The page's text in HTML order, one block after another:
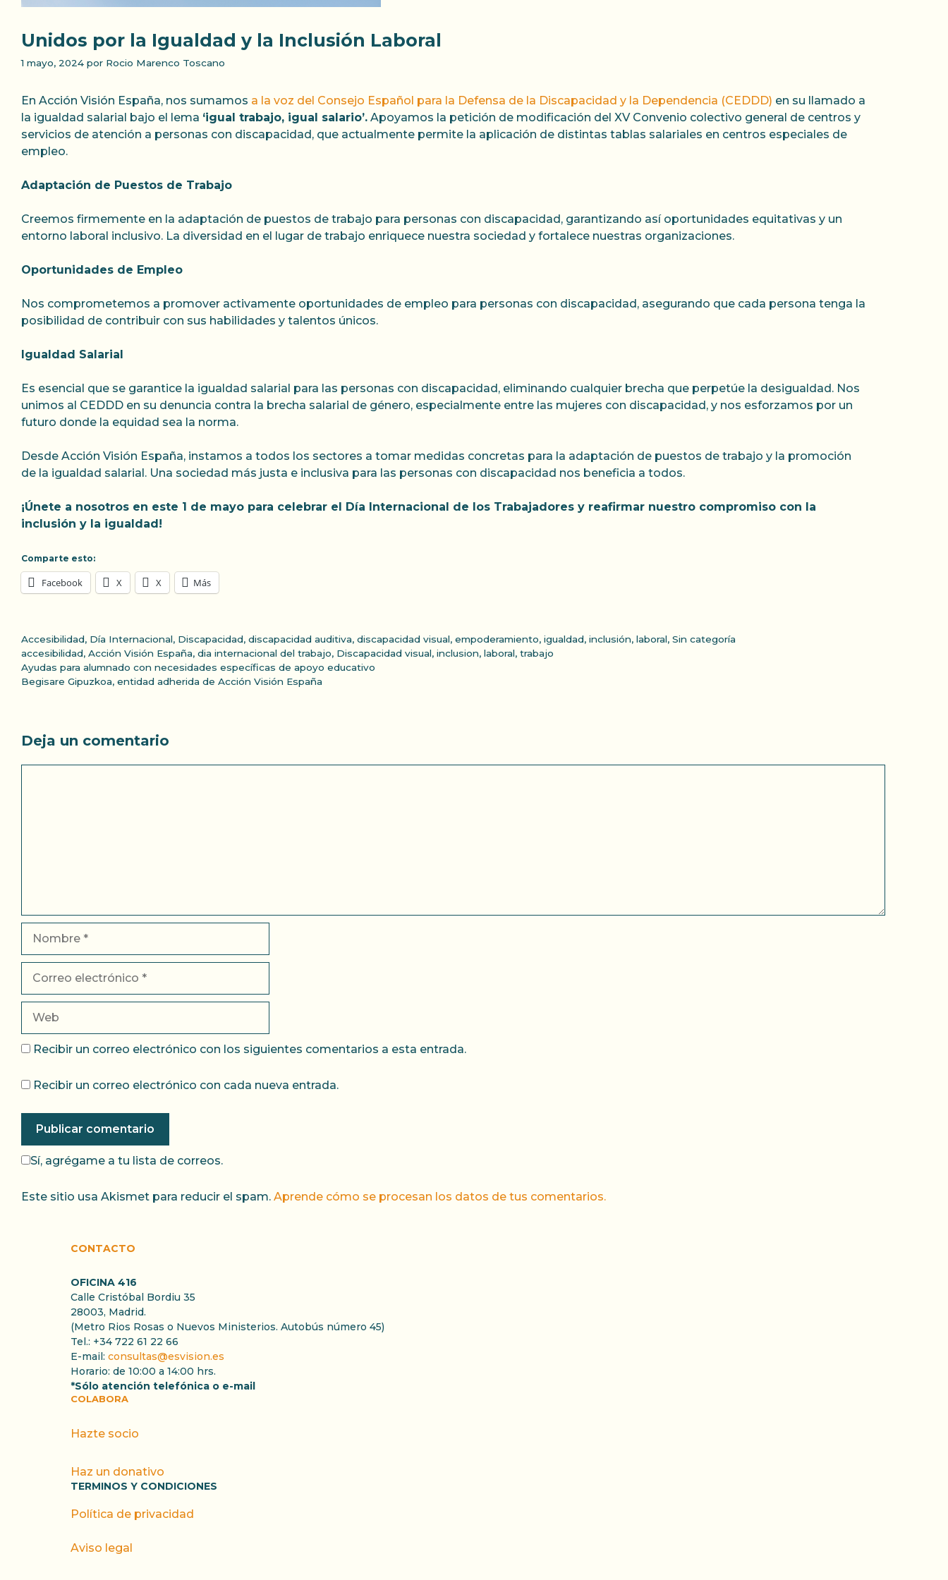
Unidos por la Igualdad y la Inclusión Laboral
1 mayo, 2024 por Rocio Marenco Toscano
En Acción Visión España, nos sumamos a la voz del Consejo Español para la Defensa de la Discapacidad y la Dependencia (CEDDD) en su llamado a
la igualdad salarial bajo el lema ‘igual trabajo, igual salario’. Apoyamos la petición de modificación del XV Convenio colectivo general de centros y
servicios de atención a personas con discapacidad, que actualmente permite la aplicación de distintas tablas salariales en centros especiales de
empleo.
Adaptación de Puestos de Trabajo
Creemos firmemente en la adaptación de puestos de trabajo para personas con discapacidad, garantizando así oportunidades equitativas y un
entorno laboral inclusivo. La diversidad en el lugar de trabajo enriquece nuestra sociedad y fortalece nuestras organizaciones.
Oportunidades de Empleo
Nos comprometemos a promover activamente oportunidades de empleo para personas con discapacidad, asegurando que cada persona tenga la
posibilidad de contribuir con sus habilidades y talentos únicos.
Igualdad Salarial
Es esencial que se garantice la igualdad salarial para las personas con discapacidad, eliminando cualquier brecha que perpetúe la desigualdad. Nos
unimos al CEDDD en su denuncia contra la brecha salarial de género, especialmente entre las mujeres con discapacidad, y nos esforzamos por un
futuro donde la equidad sea la norma.
Desde Acción Visión España, instamos a todos los sectores a tomar medidas concretas para la adaptación de puestos de trabajo y la promoción
de la igualdad salarial. Una sociedad más justa e inclusiva para las personas con discapacidad nos beneficia a todos.
¡Únete a nosotros en este 1 de mayo para celebrar el Día Internacional de los Trabajadores y reafirmar nuestro compromiso con la
inclusión y la igualdad!
Comparte esto:
Facebook X X Más
Categorías
Accesibilidad, Día Internacional, Discapacidad, discapacidad auditiva, discapacidad visual, empoderamiento, igualdad, inclusión, laboral, Sin categoría
Etiquetas
accesibilidad, Acción Visión España, dia internacional del trabajo, Discapacidad visual, inclusion, laboral, trabajo
Ayudas para alumnado con necesidades específicas de apoyo educativo
Begisare Gipuzkoa, entidad adherida de Acción Visión España
Deja un comentario
Recibir un correo electrónico con los siguientes comentarios a esta entrada.
Recibir un correo electrónico con cada nueva entrada.
Sí, agrégame a tu lista de correos.
Este sitio usa Akismet para reducir el spam. Aprende cómo se procesan los datos de tus comentarios.
CONTACTO
OFICINA 416
Calle Cristóbal Bordiu 35
28003, Madrid.
(Metro Rios Rosas o Nuevos Ministerios. Autobús número 45)
Tel.: +34 722 61 22 66
E-mail: consultas@esvision.es
Horario: de 10:00 a 14:00 hrs.
*Sólo atención telefónica o e-mail
COLABORA
Hazte socio
Haz un donativo
TERMINOS Y CONDICIONES
Política de privacidad
Aviso legal